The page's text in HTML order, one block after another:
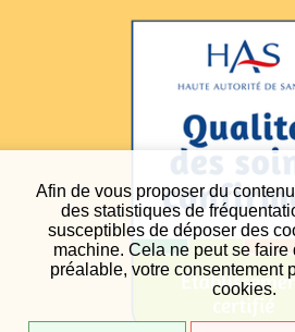
Afin de vous proposer du
des statistiques de
susceptibles de déposer des
machine. Cela ne peut se faire
préalable, votre consentement
cookies.